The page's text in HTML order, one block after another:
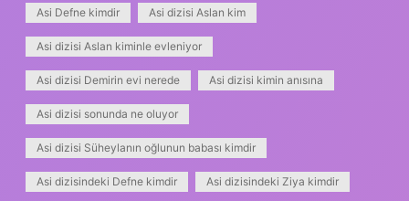
Asi Defne kimdir Asi dizisi Aslan kim
Asi dizisi Aslan kiminle evleniyor
Asi dizisi Demirin evi nerede Asi dizisi kimin anısına
Asi dizisi sonunda ne oluyor
Asi dizisi Süheylanın oğlunun babası kimdir
Asi dizisindeki Defne kimdir Asi dizisindeki Ziya kimdir